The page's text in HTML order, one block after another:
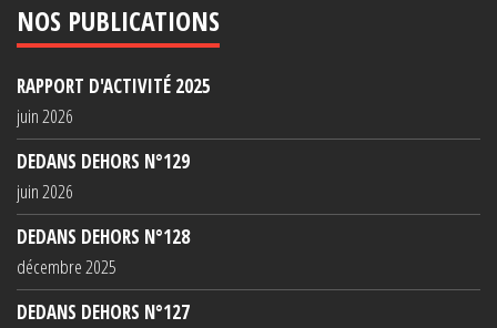
NOS PUBLICATIONS
RAPPORT D'ACTIVITÉ 2025
juin 2026
DEDANS DEHORS N°129
juin 2026
DEDANS DEHORS N°128
décembre 2025
DEDANS DEHORS N°127